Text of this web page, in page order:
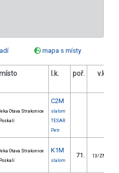
mapa s místy
l.k. poř. v.k.
Otava Strakonice
Poskalí
C2M
slalom
TESAŘ
Petr
Otava Strakonice
Poskalí
K1M
slalom
71. 13/ZM